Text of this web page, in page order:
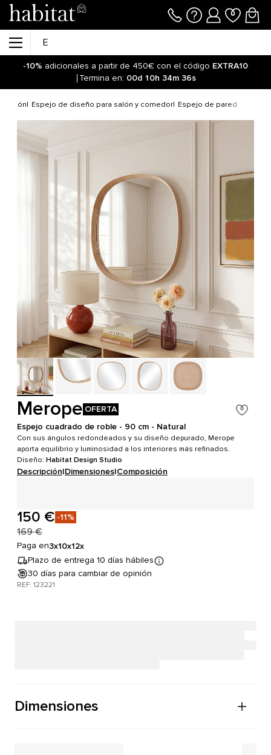
-10% adicionales a partir de 450€ con el código EXTRA10
Termina en: 00d 10h 34m 36s
Espejo de diseño para salón y comedor Espejo de pared
Merope OFERTA
Espejo cuadrado de roble - 90 cm - Natural
Con sus ángulos redondeados y su diseño depurado, Merope
aporta equilibrio y luminosidad a los interiores más refinados.
Diseño: Habitat Design Studio
Descripción|Dimensiones|Composición
150 € -11%
169 €
Paga en3x10x12x
Plazo de entrega 10 días hábiles
30 días para cambiar de opinión
REF. 123221
Dimensiones